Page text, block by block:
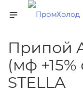
Припой
(мф
STELLA